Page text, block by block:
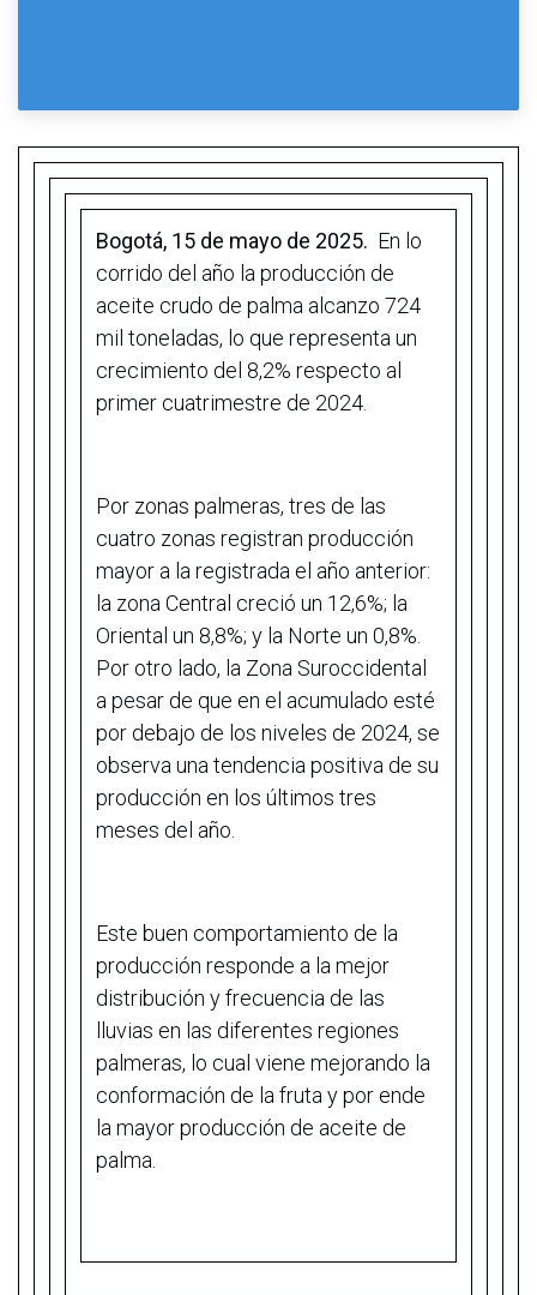
Bogotá, 15 de mayo de 2025. En lo
corrido del año la producción de
aceite crudo de palma alcanzo 724
mil toneladas, lo que representa un
crecimiento del 8,2% respecto al
primer cuatrimestre de 2024.
Por zonas palmeras, tres de las
cuatro zonas registran producción
mayor a la registrada el año anterior:
la zona Central creció un 12,6%; la
Oriental un 8,8%; y la Norte un 0,8%.
Por otro lado, la Zona Suroccidental
a pesar de que en el acumulado esté
por debajo de los niveles de 2024, se
observa una tendencia positiva de su
producción en los últimos tres
meses del año.
Este buen comportamiento de la
producción responde a la mejor
distribución y frecuencia de las
lluvias en las diferentes regiones
palmeras, lo cual viene mejorando la
conformación de la fruta y por ende
la mayor producción de aceite de
palma.